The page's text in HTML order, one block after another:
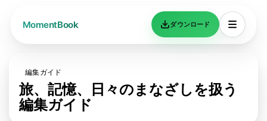
ダウンロード
編集ガイド
旅、記憶、日々のまなざしを扱う
編集ガイド